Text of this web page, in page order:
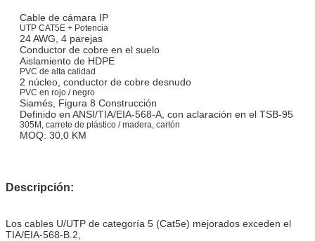
Cable de cámara IP
UTP CAT5E + Potencia
24 AWG, 4 parejas
Conductor de cobre en el suelo
Aislamiento de HDPE
PVC de alta calidad
2 núcleo, conductor de cobre desnudo
PVC en rojo / negro
Siamés, Figura 8 Construcción
Definido en ANSI/TIA/EIA-568-A, con aclaración en el TSB-95
305M, carrete de plástico / madera, cartón
MOQ: 30,0 KM
Descripción:
Los cables U/UTP de categoría 5 (Cat5e) mejorados exceden el
TIA/EIA-568-B.2,